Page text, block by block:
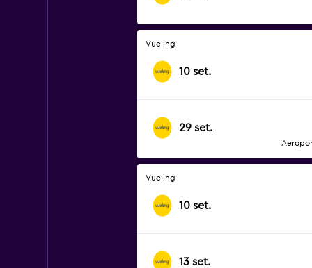
Vueling
10 set.
29 set.
Vueling
10 set.
13 set.